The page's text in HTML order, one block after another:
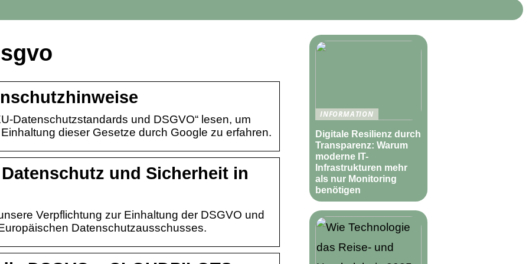
Datenschutzstandards und DSGVO“ lesen, um
dieser Gesetze durch Google zu erfahren.
und Sicherheit in
Verpflichtung zur Einhaltung der DSGVO und
Datenschutzausschusses.
INFORMATION
Digitale Resilienz durch
Transparenz: Warum
moderne IT-
Infrastrukturen mehr
als nur Monitoring
benötigen